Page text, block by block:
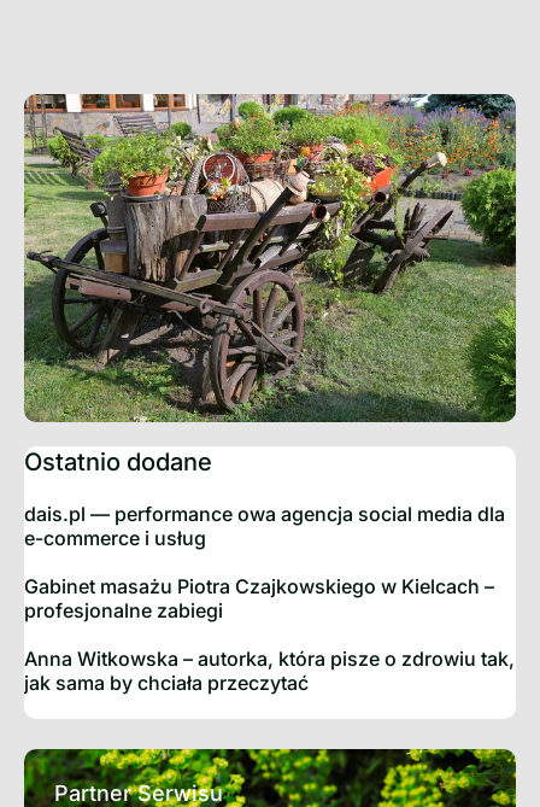
Ostatnio dodane
dais.pl — performance owa agencja social media dla
e-commerce i usług
Gabinet masażu Piotra Czajkowskiego w Kielcach –
profesjonalne zabiegi
Anna Witkowska – autorka, która pisze o zdrowiu tak,
jak sama by chciała przeczytać
Partner Serwisu